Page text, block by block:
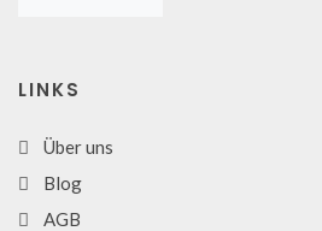
LINKS
Über uns
Blog
AGB